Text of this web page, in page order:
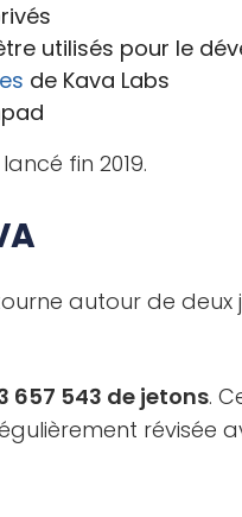
utilisés pour le
de Kava Labs
fin 2019.
autour de deux
657 543 de jetons.
révisée